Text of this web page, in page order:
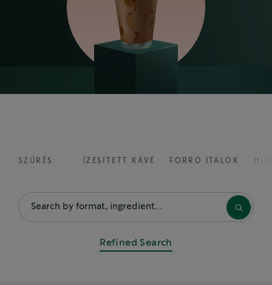
SZŰRÉS: ÍZESÍTETT KÁVÉ FORRÓ ITALOK
Refined Search